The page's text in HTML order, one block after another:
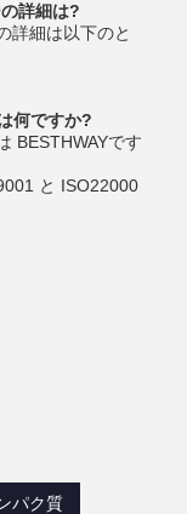
詳細は?
詳細は以下のと
何ですか?
BESTHWAYです
と ISO22000
パク質